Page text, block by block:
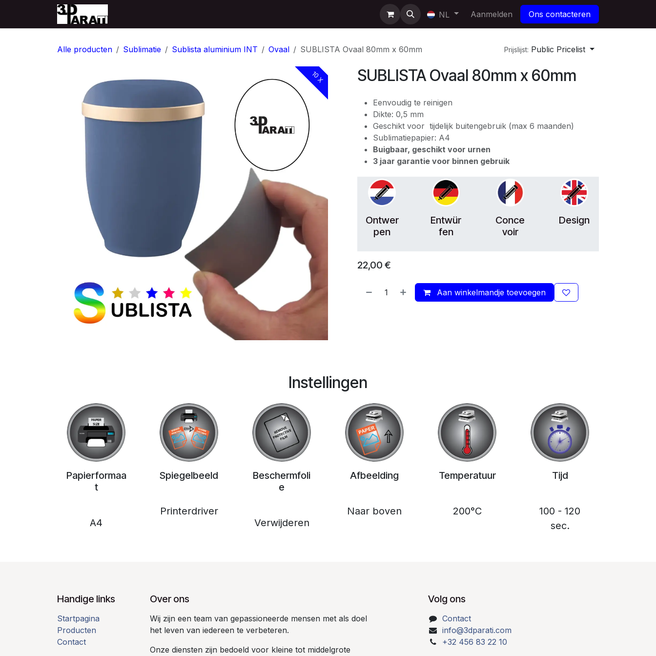
Overslaan naar inhoud
NL Aanmelden Ons contacteren
Alle producten Sublimatie Sublista aluminium INT Ovaal SUBLISTA Ovaal 80mm x 60mm Prijslijst: Public Pricelist
10 X SUBLISTA Ovaal 80mm x 60mm
Eenvoudig te reinigen
Dikte: 0,5 mm
Geschikt voor tijdelijk buitengebruik (max 6 maanden)
Sublimatiepapier: A4
Buigbaar, geschikt voor urnen
3 jaar garantie voor binnen gebruik
Ontwer
pen
Entwür
fen
Conce
voir
Design
22,00 €
Aan winkelmandje toevoegen
Instellingen
Papierformaa
t
A4
Spiegelbeeld
Printerdriver
Beschermfoli
e
Verwijderen
Afbeelding
Naar boven
Temperatuur
200°C
Tijd
100 - 120
sec.
Handige links
Startpagina
Producten
Contact
Over ons
Wij zijn een team van gepassioneerde mensen met als doel
het leven van iedereen te verbeteren.
Onze diensten zijn bedoeld voor kleine tot middelgrote
Volg ons
Contact
info@3dparati.com
+32 456 83 22 10